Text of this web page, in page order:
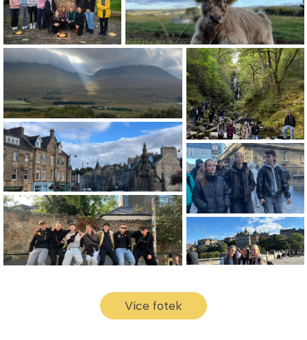
Více fotek